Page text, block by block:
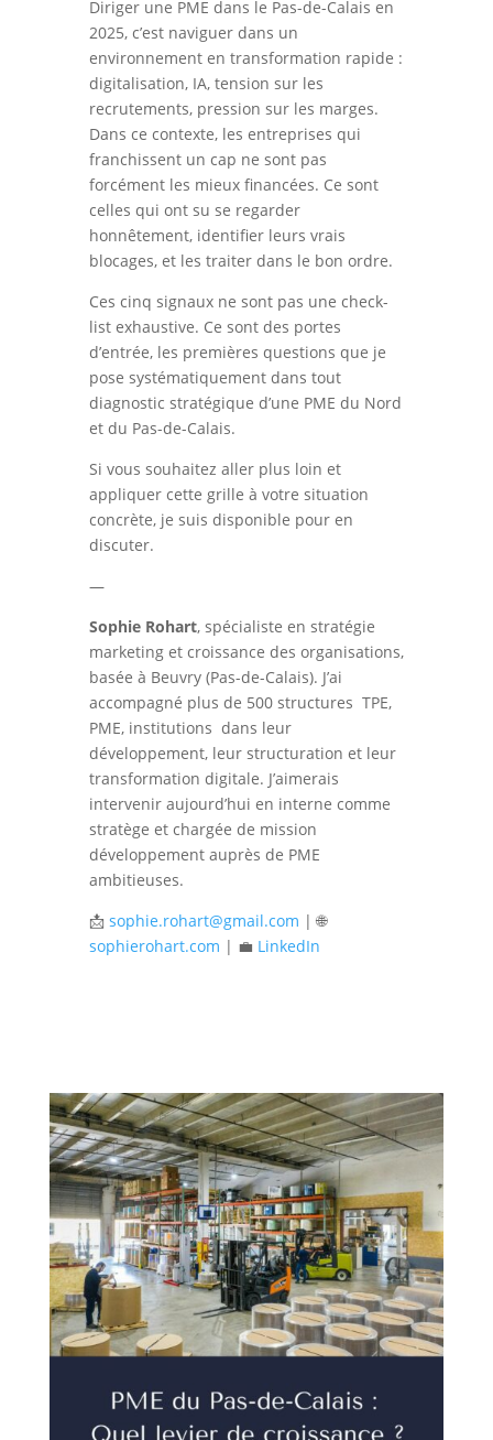
Diriger une PME dans le Pas-de-Calais en
2025, c’est naviguer dans un
environnement en transformation rapide :
digitalisation, IA, tension sur les
recrutements, pression sur les marges.
Dans ce contexte, les entreprises qui
franchissent un cap ne sont pas
forcément les mieux financées. Ce sont
celles qui ont su se regarder
honnêtement, identifier leurs vrais
blocages, et les traiter dans le bon ordre.
Ces cinq signaux ne sont pas une check-
list exhaustive. Ce sont des portes
d’entrée, les premières questions que je
pose systématiquement dans tout
diagnostic stratégique d’une PME du Nord
et du Pas-de-Calais.
Si vous souhaitez aller plus loin et
appliquer cette grille à votre situation
concrète, je suis disponible pour en
discuter.
—
Sophie Rohart, spécialiste en stratégie
marketing et croissance des organisations,
basée à Beuvry (Pas-de-Calais). J’ai
accompagné plus de 500 structures TPE,
PME, institutions dans leur
développement, leur structuration et leur
transformation digitale. J’aimerais
intervenir aujourd’hui en interne comme
stratège et chargée de mission
développement auprès de PME
ambitieuses.
📩 sophie.rohart@gmail.com | 🌐
sophierohart.com | 💼 LinkedIn